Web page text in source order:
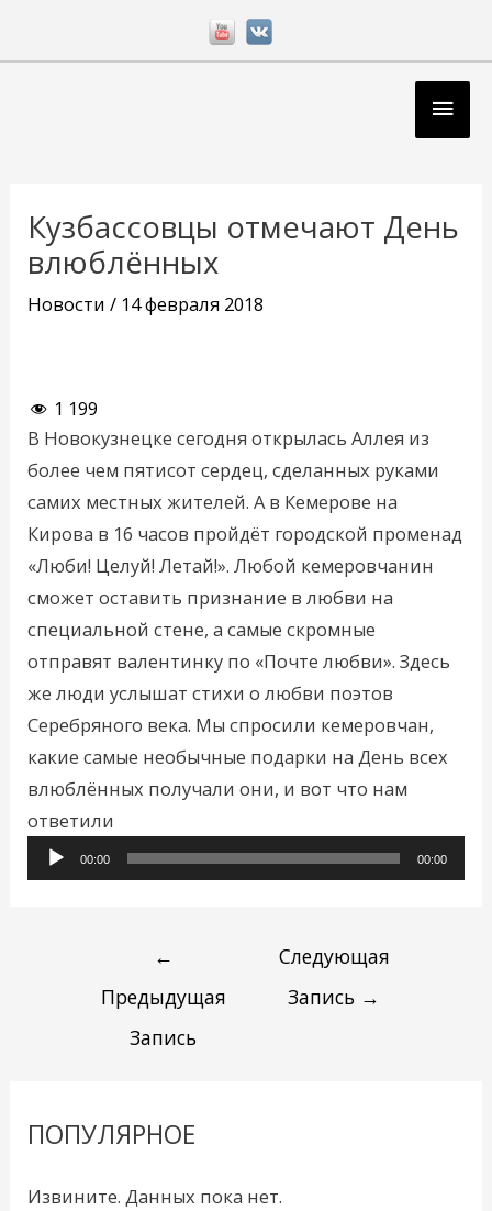
Кузбассовцы отмечают День
влюблённых
Новости / 14 февраля 2018
1 199
В Новокузнецке сегодня открылась Аллея из
более чем пятисот сердец, сделанных руками
самих местных жителей. А в Кемерове на
Кирова в 16 часов пройдёт городской променад
«Люби! Целуй! Летай!». Любой кемеровчанин
сможет оставить признание в любви на
специальной стене, а самые скромные
отправят валентинку по «Почте любви». Здесь
же люди услышат стихи о любви поэтов
Серебряного века. Мы спросили кемеровчан,
какие самые необычные подарки на День всех
влюблённых получали они, и вот что нам
ответили
00:00 00:00
записям
←
Предыдущая
Запись
Следующая
Запись →
ПОПУЛЯРНОЕ
Извините. Данных пока нет.